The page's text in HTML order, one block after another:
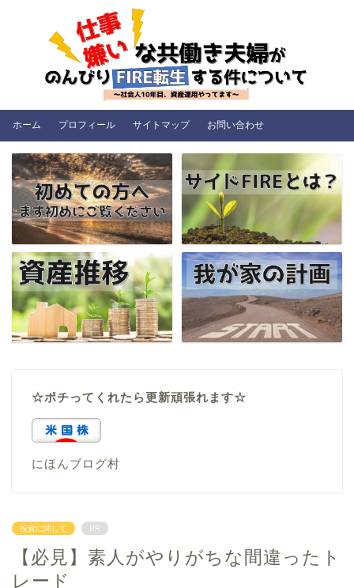
ホーム プロフィール サイトマップ お問い合わせ
☆ポチってくれたら更新頑張れます☆
にほんブログ村
投資に関して PR
【必見】素人がやりがちな間違ったト
レード